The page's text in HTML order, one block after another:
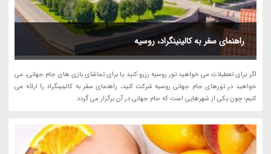
راهنمای سفر به کالینینگراد، روسیه
اگر برای تعطیلات می خواهید تور روسیه رزرو کنید یا برای تماشای بازی های جام جهانی، می
خواهید در تورهای جام جهانی روسیه شرکت کنید، راهنمای سفر به کالینینگراد را ارائه می
کنیم؛ چون یکی از شهرهایی است که جام جهانی در آن برگزار می گردد.